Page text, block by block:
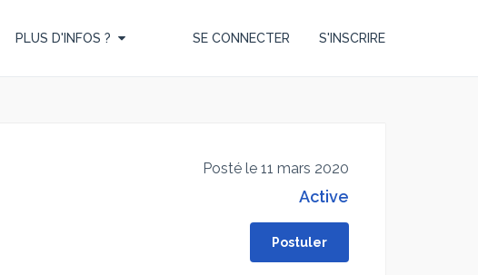
PLUS D'INFOS ? SE CONNECTER S'INSCRIRE
Posté le 11 mars 2020
Active
Postuler